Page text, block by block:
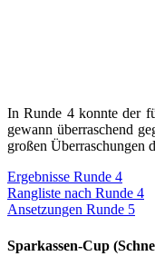
In Runde 4 konnte der
gewann überraschend
großen Überraschungen
Ergebnisse Runde 4
Rangliste nach Runde 4
Ansetzungen Runde 5
Sparkassen-Cup